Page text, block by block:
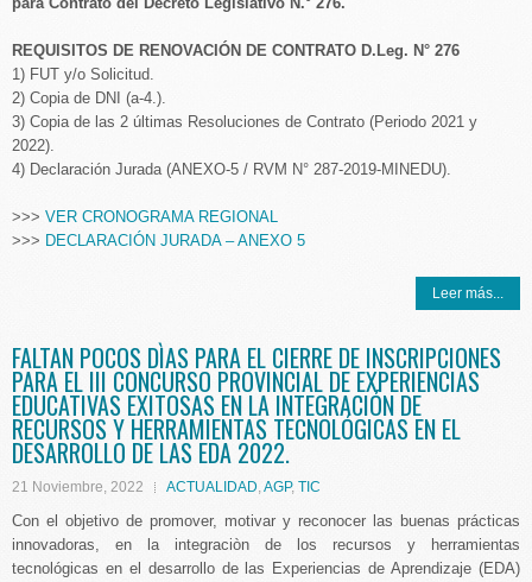
REQUISITOS DE RENOVACIÓN DE CONTRATO D.Leg. N° 276
1) FUT y/o Solicitud.
2) Copia de DNI (a-4.).
3) Copia de las 2 últimas Resoluciones de Contrato (Periodo 2021 y
2022).
4) Declaración Jurada (ANEXO-5 / RVM N° 287-2019-MINEDU).
>>> VER CRONOGRAMA REGIONAL
>>> DECLARACIÓN JURADA – ANEXO 5
Leer más...
FALTAN POCOS DÌAS PARA EL CIERRE DE INSCRIPCIONES
PARA EL III CONCURSO PROVINCIAL DE EXPERIENCIAS
EDUCATIVAS EXITOSAS EN LA INTEGRACIÓN DE
RECURSOS Y HERRAMIENTAS TECNOLÓGICAS EN EL
DESARROLLO DE LAS EDA 2022.
21 Noviembre, 2022 ACTUALIDAD,AGP, TIC
Con el objetivo de promover, motivar y reconocer las buenas prácticas
innovadoras, en la integraciòn de los recursos y herramientas
tecnológicas en el desarrollo de las Experiencias de Aprendizaje (EDA)